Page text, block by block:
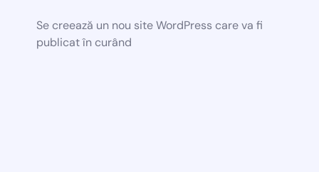
Se creează un nou site WordPress care va fi
publicat în curând